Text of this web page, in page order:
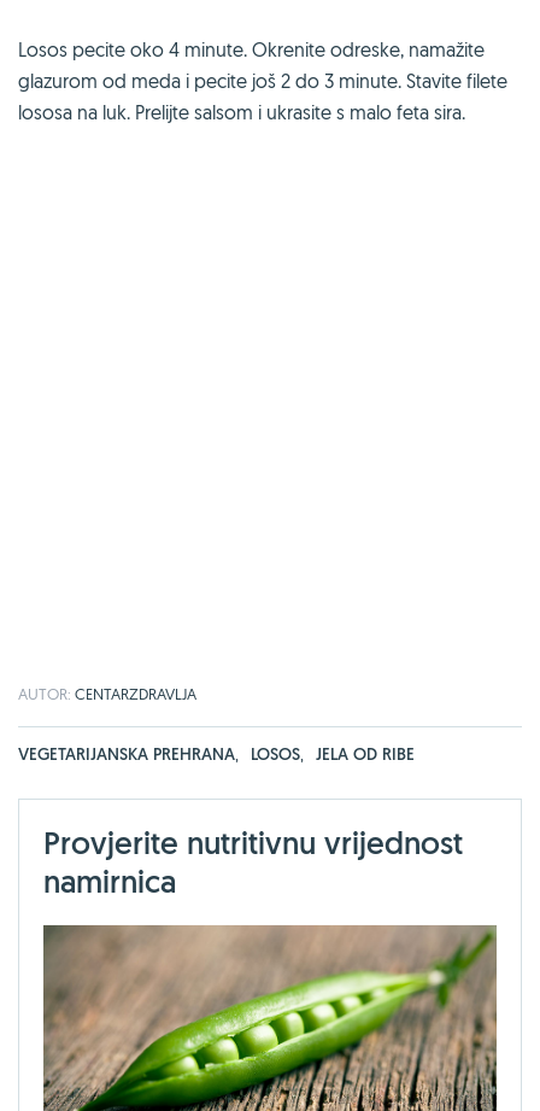
Losos pecite oko 4 minute. Okrenite odreske, namažite
glazurom od meda i pecite još 2 do 3 minute. Stavite filete
lososa na luk. Prelijte salsom i ukrasite s malo feta sira.
AUTOR: CENTARZDRAVLJA
VEGETARIJANSKA PREHRANA, LOSOS, JELA OD RIBE
Provjerite nutritivnu vrijednost
namirnica